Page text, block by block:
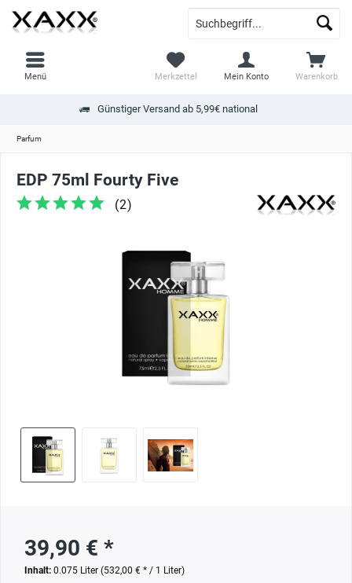
Günstiger Versand ab 5,99€ national
Warenkorb
Merkzettel Mein Konto
Menü
Parfum
EDP 75ml Fourty Five
(2)
39,90 € *
Inhalt: 0.075 Liter (532,00 € * / 1 Liter)